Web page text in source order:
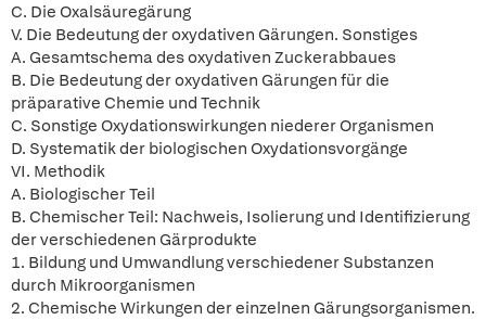
C. Die Oxalsäuregärung
V. Die Bedeutung der oxydativen Gärungen. Sonstiges
A. Gesamtschema des oxydativen Zuckerabbaues
B. Die Bedeutung der oxydativen Gärungen für die
präparative Chemie und Technik
C. Sonstige Oxydationswirkungen niederer Organismen
D. Systematik der biologischen Oxydationsvorgänge
VI. Methodik
A. Biologischer Teil
B. Chemischer Teil: Nachweis, Isolierung und Identifizierung
der verschiedenen Gärprodukte
1. Bildung und Umwandlung verschiedener Substanzen
durch Mikroorganismen
2. Chemische Wirkungen der einzelnen Gärungsorganismen.